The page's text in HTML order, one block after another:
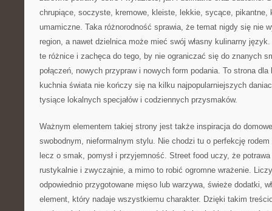
chrupiące, soczyste, kremowe, kleiste, lekkie, sycące, pikantne,
umamiczne. Taka różnorodność sprawia, że temat nigdy się nie
region, a nawet dzielnica może mieć swój własny kulinarny
te różnice i zachęca do tego, by nie ograniczać się do znanych
połączeń, nowych przypraw i nowych form podania. To strona
kuchnia świata nie kończy się na kilku najpopularniejszych
tysiące lokalnych specjałów i codziennych przysmaków.
Ważnym elementem takiej strony jest także inspiracja do
swobodnym, nieformalnym stylu. Nie chodzi tu o perfekcję
lecz o smak, pomysł i przyjemność. Street food uczy, że
rustykalnie i zwyczajnie, a mimo to robić ogromne wrażenie.
odpowiednio przygotowane mięso lub warzywa, świeże dodatki,
element, który nadaje wszystkiemu charakter. Dzięki takim